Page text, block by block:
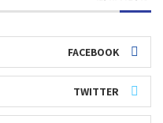
FACEBOOK
TWITTER